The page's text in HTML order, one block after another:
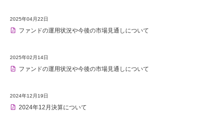
2025年04月22日
ファンドの運用状況や今後の市場見通しについて
2025年02月14日
ファンドの運用状況や今後の市場見通しについて
2024年12月19日
2024年12月決算について